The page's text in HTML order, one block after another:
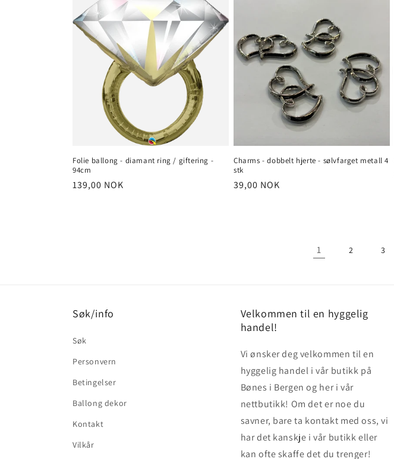
Folie ballong - diamant ring / giftering -
94cm
Vanlig
139,00 NOK
Charms - dobbelt hjerte - sølvfarget metall 4
stk
Vanlig
39,00 NOK
1 2 3
Søk/info
Søk
Personvern
Betingelser
Ballong dekor
Kontakt
Vilkår
Velkommen til en hyggelig
handel!
Vi ønsker deg velkommen til en
hyggelig handel i vår butikk på
Bønes i Bergen og her i vår
nettbutikk! Om det er noe du
savner, bare ta kontakt med oss, vi
har det kanskje i vår butikk eller
kan ofte skaffe det du trenger!